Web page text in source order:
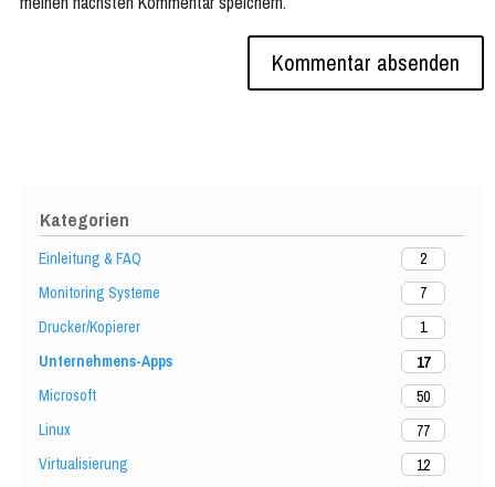
Kategorien
Einleitung & FAQ
2
Monitoring Systeme
7
Drucker/Kopierer
1
Unternehmens-Apps
17
Microsoft
50
Linux
77
Virtualisierung
12